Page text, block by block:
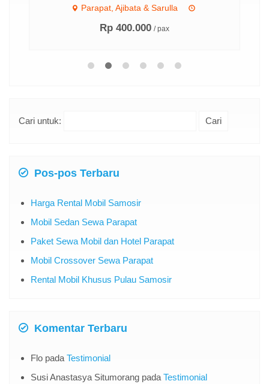
Parapat, Ajibata & Sarulla
Rp 400.000 / pax
Cari untuk:
Pos-pos Terbaru
Harga Rental Mobil Samosir
Mobil Sedan Sewa Parapat
Paket Sewa Mobil dan Hotel Parapat
Mobil Crossover Sewa Parapat
Rental Mobil Khusus Pulau Samosir
Komentar Terbaru
Flo pada Testimonial
Susi Anastasya Situmorang pada Testimonial